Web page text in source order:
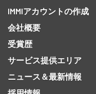
IMMIアカウントの作成
会社概要
受賞歴
サービス提供エリア
ニュース＆最新情報